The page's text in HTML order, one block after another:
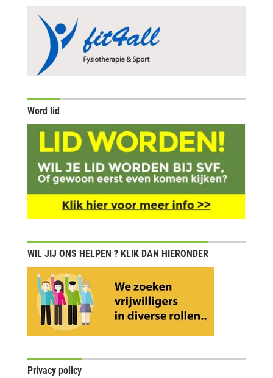
Word lid
WIL JIJ ONS HELPEN ? KLIK DAN HIERONDER
Privacy policy